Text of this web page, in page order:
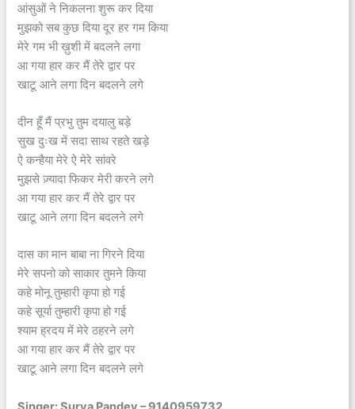
आंसुओं ने निकलना शुरू कर दिया
मुझको सब कुछ दिया दूर हर गम किया
मेरे गम भी ख़ुशी में बदलने लगा
आ गया हार कर मैं तेरे द्वार पर
खाटू आने लगा दिन बदलने लगे
दीन हूँ मैं प्रभु तुम दयालु बड़े
सुख दुःख में सदा साथ रहते खड़े
ऐ कन्हैया मेरे ऐ मेरे सांवरे
मुझसे ज़्यादा फिकर मेरी करने लगे
आ गया हार कर मैं तेरे द्वार पर
खाटू आने लगा दिन बदलने लगे
दास का मान बाबा ना गिरने दिया
मेरे सपनो को साकार तुमने किया
कहे मोनू तुम्हारी कृपा हो गई
कहे सूर्या तुम्हारी कृपा हो गई
श्याम ह्रदय में मेरे ठहरने लगे
आ गया हार कर मैं तेरे द्वार पर
खाटू आने लगा दिन बदलने लगे